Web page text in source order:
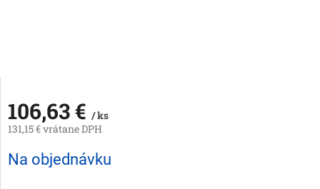
106,63 € / ks
131,15 € vrátane DPH
Jednotková
cena:
Na objednávku